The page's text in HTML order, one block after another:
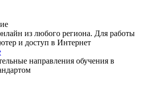
из любого региона. Для работы
и доступ в Интернет
направления обучения в